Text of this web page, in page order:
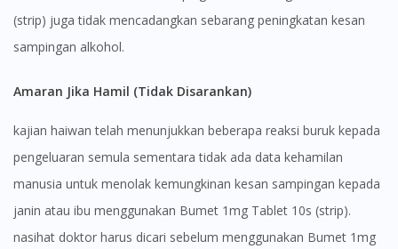
(strip) juga tidak mencadangkan sebarang peningkatan kesan
sampingan alkohol.
Amaran Jika Hamil (Tidak Disarankan)
kajian haiwan telah menunjukkan beberapa reaksi buruk kepada
pengeluaran semula sementara tidak ada data kehamilan
manusia untuk menolak kemungkinan kesan sampingan kepada
janin atau ibu menggunakan Bumet 1mg Tablet 10s (strip).
nasihat doktor harus dicari sebelum menggunakan Bumet 1mg